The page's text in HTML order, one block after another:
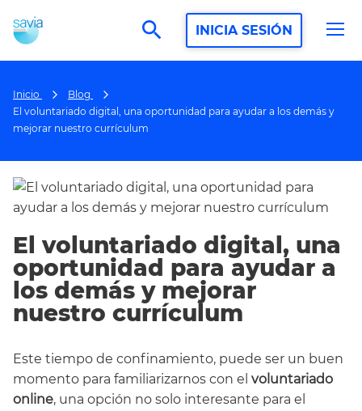
search INICIA SESIÓN
Inicio
Blog
El voluntariado digital, una oportunidad para ayudar a los demás y
mejorar nuestro currículum
El voluntariado digital, una
oportunidad para ayudar a
los demás y mejorar
nuestro currículum
Este tiempo de confinamiento, puede ser un buen
momento para familiarizarnos con el voluntariado
online, una opción no solo interesante para el